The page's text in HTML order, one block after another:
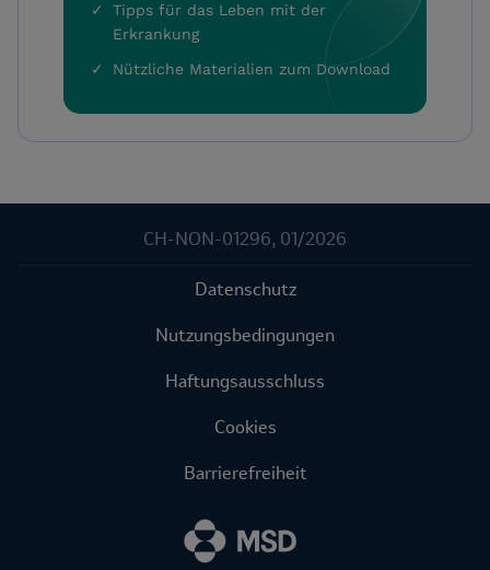
Tipps für das Leben mit der
Erkrankung
Nützliche Materialien zum Download
Datenschutz
Nutzungsbedingungen
Haftungsausschluss
Cookies
Barrierefreiheit
CH-NON-01296, 01/2026